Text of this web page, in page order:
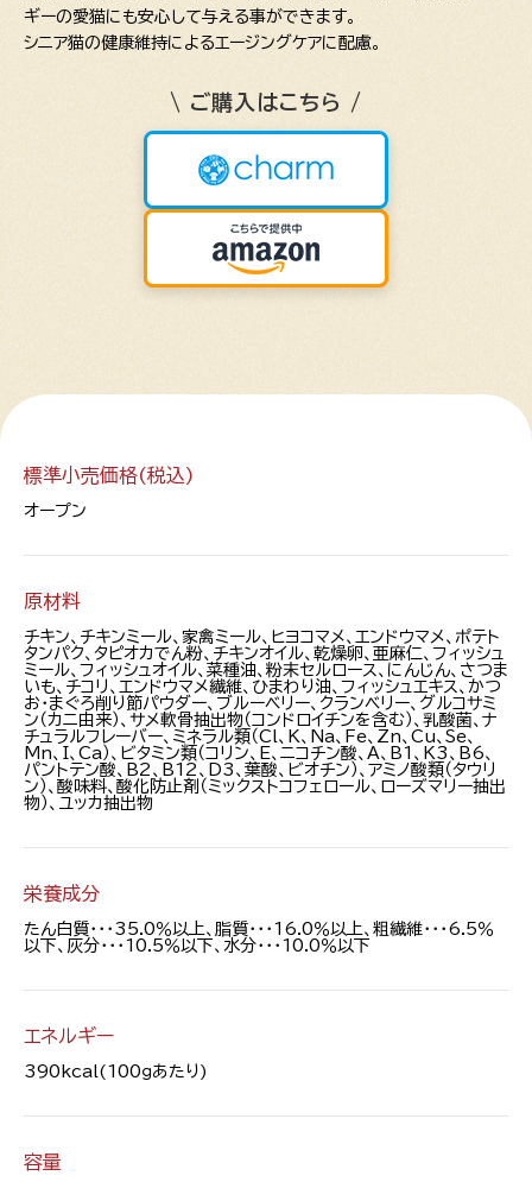
ギーの愛猫にも安心して与える事ができます。
シニア猫の健康維持によるエージングケアに配慮。
\ ご購入はこちら /
標準小売価格(税込)
オープン
原材料
チキン、チキンミール、家禽ミール、ヒヨコマメ、エンドウマメ、ポテト
タンパク、タピオカでん粉、チキンオイル、乾燥卵、亜麻仁、フィッシュ
ミール、フィッシュオイル、菜種油、粉末セルロース、にんじん、さつま
いも、チコリ、エンドウマメ繊維、ひまわり油、フィッシュエキス、かつ
お・まぐろ削り節パウダー、ブルーベリー、クランベリー、グルコサミ
ン（カニ由来）、サメ軟骨抽出物（コンドロイチンを含む）、乳酸菌、ナ
チュラルフレーバー、ミネラル類（Cl、K、Na、Fe、Zn、Cu、Se、
Mn、I、Ca）、ビタミン類（コリン、E、ニコチン酸、A、B1、K3、B6、
パントテン酸、B2、B12、D3、葉酸、ビオチン）、アミノ酸類（タウリ
ン）、酸味料、酸化防止剤（ミックストコフェロール、ローズマリー抽出
物）、ユッカ抽出物
栄養成分
たん白質・・・35.0％以上、脂質・・・16.0％以上、粗繊維・・・6.5％
以下、灰分・・・10.5％以下、水分・・・10.0％以下
エネルギー
390kcal(100ｇあたり)
容量